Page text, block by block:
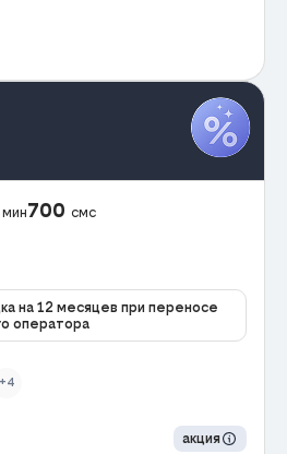
мин700 смс
на 12 месяцев при переносе
оператора
+4
акция